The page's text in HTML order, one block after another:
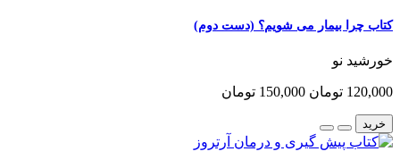
کتاب چرا بیمار می شویم؟ (دست دوم)
خورشید نو
120,000 تومان 150,000 تومان
خرید